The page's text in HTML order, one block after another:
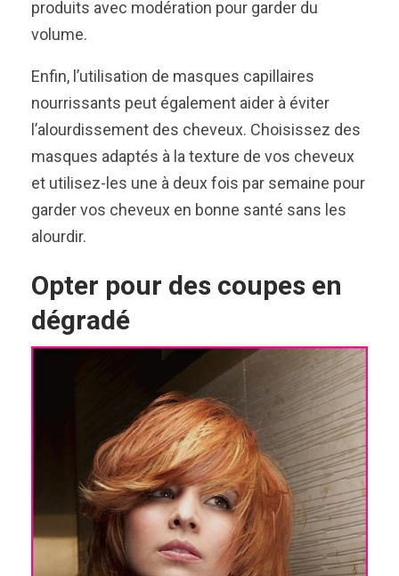
produits avec modération pour garder du
volume.
Enfin, l’utilisation de masques capillaires
nourrissants peut également aider à éviter
l’alourdissement des cheveux. Choisissez des
masques adaptés à la texture de vos cheveux
et utilisez-les une à deux fois par semaine pour
garder vos cheveux en bonne santé sans les
alourdir.
Opter pour des coupes en
dégradé